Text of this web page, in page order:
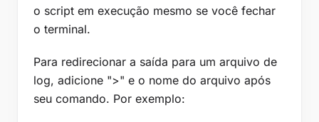
o script em execução mesmo se você fechar
o terminal.
Para redirecionar a saída para um arquivo de
log, adicione ">" e o nome do arquivo após
seu comando. Por exemplo: